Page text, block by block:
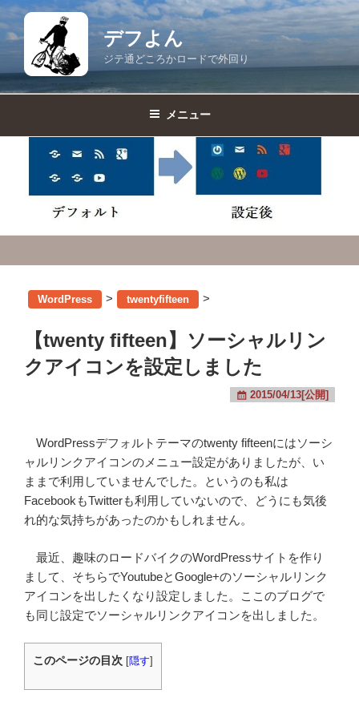
コ
ン
デフよん
ジテ通どころかロードで外回り
メニュー
WordPress > twentyfifteen >
【twenty fifteen】ソーシャルリン
クアイコンを設定しました
2015/04/13[公開]
WordPressデフォルトテーマのtwenty fifteenにはソーシ
ャルリンクアイコンのメニュー設定がありましたが、い
ままで利用していませんでした。というのも私は
FacebookもTwitterも利用していないので、どうにも気後
れ的な気持ちがあったのかもしれません。
最近、趣味のロードバイクのWordPressサイトを作り
まして、そちらでYoutubeとGoogle+のソーシャルリンク
アイコンを出したくなり設定しました。ここのブログで
も同じ設定でソーシャルリンクアイコンを出しました。
このページの目次 [隠す]